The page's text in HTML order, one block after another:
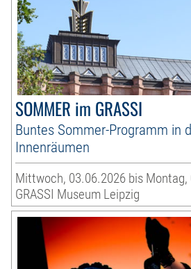
SOMMER im GRASSI
Buntes Sommer-Programm in
Innenräumen
Mittwoch, 03.06.2026 bis Montag,
GRASSI Museum Leipzig